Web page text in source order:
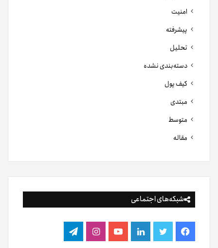
امنیت
پیشرفته
تحلیل
دسته‌بندی نشده
کیف پول
مبتدی
متوسط
مقاله
شبکه‌های اجتماعی
فیس توییتر لینکدینیوتیوباینستاگرام
تلگرام